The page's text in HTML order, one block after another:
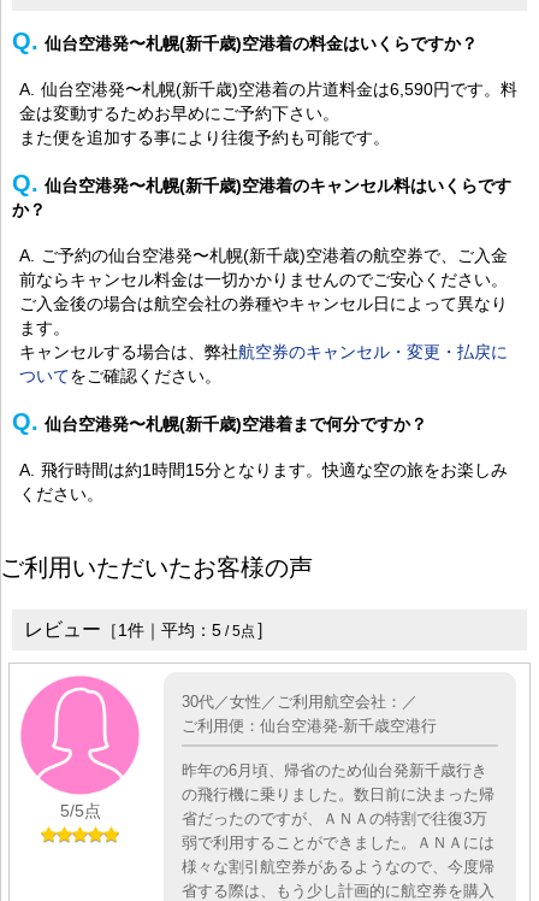
仙台空港発〜札幌(新千歳)空港着の料金はいくらですか？
仙台空港発〜札幌(新千歳)空港着の片道料金は6,590円です。料
金は変動するためお早めにご予約下さい。
また便を追加する事により往復予約も可能です。
仙台空港発〜札幌(新千歳)空港着のキャンセル料はいくらです
か？
ご予約の仙台空港発〜札幌(新千歳)空港着の航空券で、ご入金
前ならキャンセル料金は一切かかりませんのでご安心ください。
ご入金後の場合は航空会社の券種やキャンセル日によって異なり
ます。
キャンセルする場合は、弊社航空券のキャンセル・変更・払戻に
ついてをご確認ください。
仙台空港発〜札幌(新千歳)空港着まで何分ですか？
飛行時間は約1時間15分となります。快適な空の旅をお楽しみ
ください。
ご利用いただいたお客様の声
レビュー ［1件｜平均： 5 /5点 ］
5/5点
30代／女性／ご利用航空会社：／
ご利用便：仙台空港発-新千歳空港行
昨年の6月頃、帰省のため仙台発新千歳行き
の飛行機に乗りました。数日前に決まった帰
省だったのですが、ＡＮＡの特割で往復3万
弱で利用することができました。ＡＮＡには
様々な割引航空券があるようなので、今度帰
省する際は、もう少し計画的に航空券を購入